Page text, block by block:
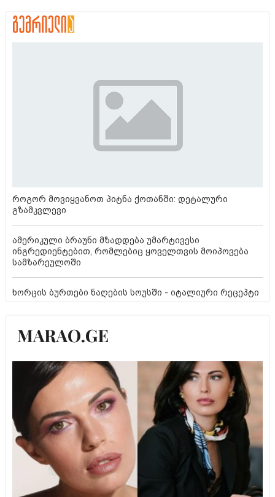
როგორ მოვიყვანოთ პიტნა ქოთანში: დეტალური
გზამკვლევი
ამერიკული ბრაუნი მზადდება უმარტივესი
ინგრედიენტებით, რომლებიც ყოველთვის მოიპოვება
სამზარეულოში
ხორცის ბურთები ნაღების სოუსში - იტალიური რეცეპტი